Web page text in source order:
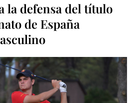
la defensa del título
de España